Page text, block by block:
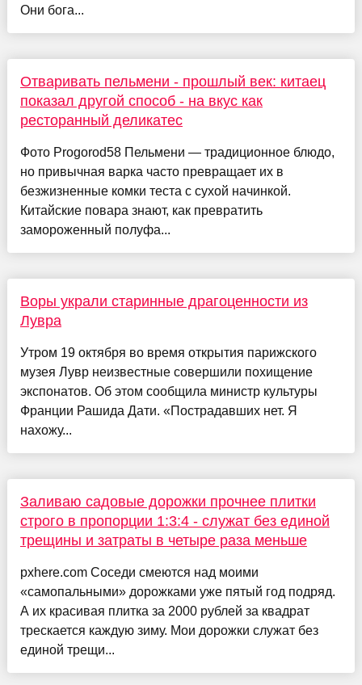
Они бога...
Отваривать пельмени - прошлый век: китаец
показал другой способ - на вкус как
ресторанный деликатес
Фото Progorod58 Пельмени — традиционное блюдо,
но привычная варка часто превращает их в
безжизненные комки теста с сухой начинкой.
Китайские повара знают, как превратить
замороженный полуфа...
Воры украли старинные драгоценности из
Лувра
Утром 19 октября во время открытия парижского
музея Лувр неизвестные совершили похищение
экспонатов. Об этом сообщила министр культуры
Франции Рашида Дати. «Пострадавших нет. Я
нахожу...
Заливаю садовые дорожки прочнее плитки
строго в пропорции 1:3:4 - служат без единой
трещины и затраты в четыре раза меньше
pxhere.com Соседи смеются над моими
«самопальными» дорожками уже пятый год подряд.
А их красивая плитка за 2000 рублей за квадрат
трескается каждую зиму. Мои дорожки служат без
единой трещи...